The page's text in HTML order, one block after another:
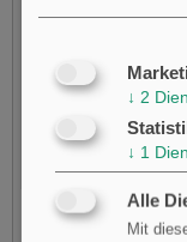
Möchten Sie von
↓ 2
↓ 1
Alle
Mit